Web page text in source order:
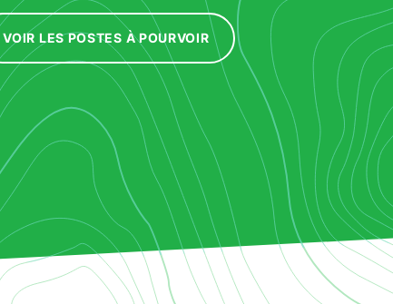
VOIR LES POSTES À POURVOIR